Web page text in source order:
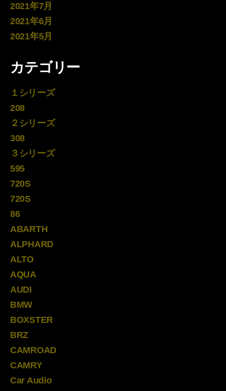
2021年7月
2021年6月
2021年5月
カテゴリー
１シリーズ
208
２シリーズ
308
３シリーズ
595
720S
720S
86
ABARTH
ALPHARD
ALTO
AQUA
AUDI
BMW
BOXSTER
BRZ
CAMROAD
CAMRY
Car Audio